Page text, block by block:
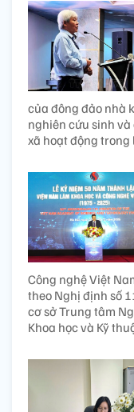
của đông đảo nhà
nghiên cứu sinh
xã hoạt động
Công nghệ Việt
theo Nghị định số
cơ sở Trung tâm
Khoa học và Kỹ